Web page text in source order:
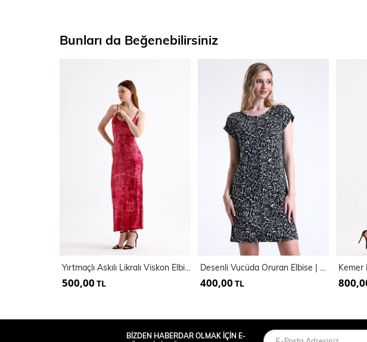
Bunları da Beğenebilirsiniz
Yırtmaçlı Askılı Likralı Viskon Elbise | ELB35782
500,00 TL
Desenli Vucüda Oruran Elbise | ELB35362
400,00 TL
BİZDEN HABERDAR OLMAK İÇİN E-